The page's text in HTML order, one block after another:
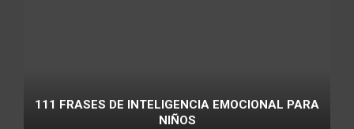
111 FRASES DE INTELIGENCIA EMOCIONAL PARA
NIÑOS